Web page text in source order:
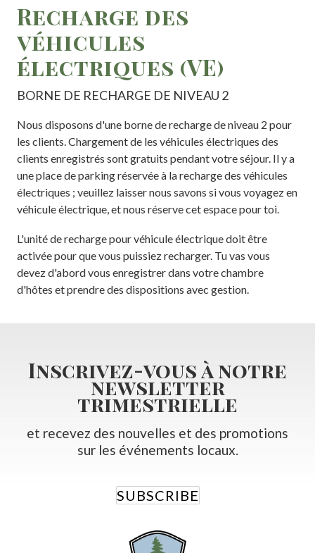
Recharge des
véhicules
électriques (VE)
BORNE DE RECHARGE DE NIVEAU 2
Nous disposons d'une borne de recharge de niveau 2 pour
les clients. Chargement de les véhicules électriques des
clients enregistrés sont gratuits pendant votre séjour. Il y a
une place de parking réservée à la recharge des véhicules
électriques ; veuillez laisser nous savons si vous voyagez en
véhicule électrique, et nous réserve cet espace pour toi.
L'unité de recharge pour véhicule électrique doit être
activée pour que vous puissiez recharger. Tu vas vous
devez d'abord vous enregistrer dans votre chambre
d'hôtes et prendre des dispositions avec gestion.
Inscrivez-vous à notre
newsletter
trimestrielle
et recevez des nouvelles et des promotions
sur les événements locaux.
SUBSCRIBE